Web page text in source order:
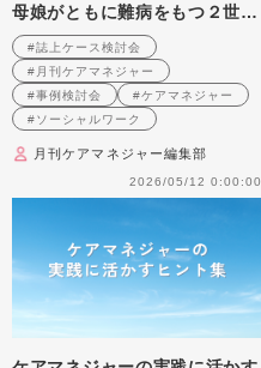
母娘がともに難病をもつ２世代
同居世帯への支援を考える
（2009年2月号掲載）
#誌上ケース検討会
#月刊ケアマネジャー
#事例検討会
#ケアマネジャー
#ソーシャルワーク
月刊ケアマネジャー編集部
2026/05/12 0:00:00